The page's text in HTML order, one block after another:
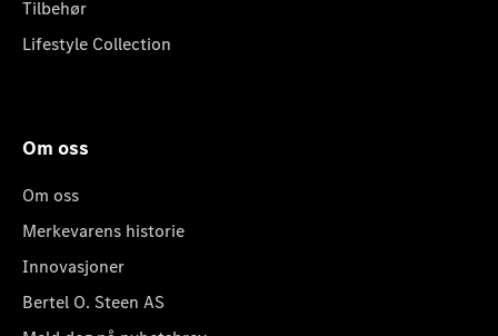
Tilbehør
Lifestyle Collection
Om oss
Om oss
Merkevarens historie
Innovasjoner
Bertel O. Steen AS